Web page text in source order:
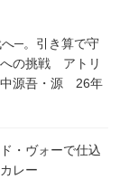
─。引き算で守
への挑戦 アトリ
源吾・源 26年
・ヴォーで仕込
レー